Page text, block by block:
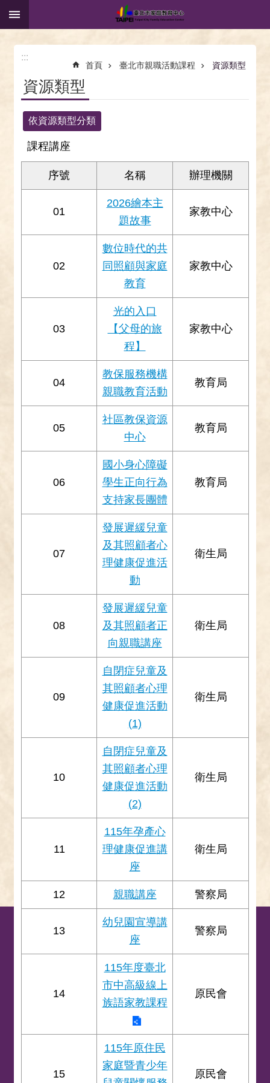
跳到主要內容區塊
:::
首頁 臺北市親職活動課程 資源類型
資源類型
依資源類型分類
課程講座
序號 名稱 辦理機關
01
2026繪本主
題故事
家教中心
02
數位時代的共
同照顧與家庭
教育
家教中心
03
光的入口
【父母的旅
程】
家教中心
04
教保服務機構
親職教育活動
教育局
05
社區教保資源
中心
教育局
06
國小身心障礙
學生正向行為
支持家長團體
教育局
07
發展遲緩兒童
及其照顧者心
理健康促進活
動
衛生局
08
發展遲緩兒童
及其照顧者正
向親職講座
衛生局
09
自閉症兒童及
其照顧者心理
健康促進活動
(1)
衛生局
10
自閉症兒童及
其照顧者心理
健康促進活動
(2)
衛生局
11
115年孕產心
理健康促進講
座
衛生局
12 親職講座 警察局
13
幼兒園宣導講
座
警察局
14
115年度臺北
市中高級線上
族語家教課程
原民會
15
115年原住民
家庭暨青少年
原民會